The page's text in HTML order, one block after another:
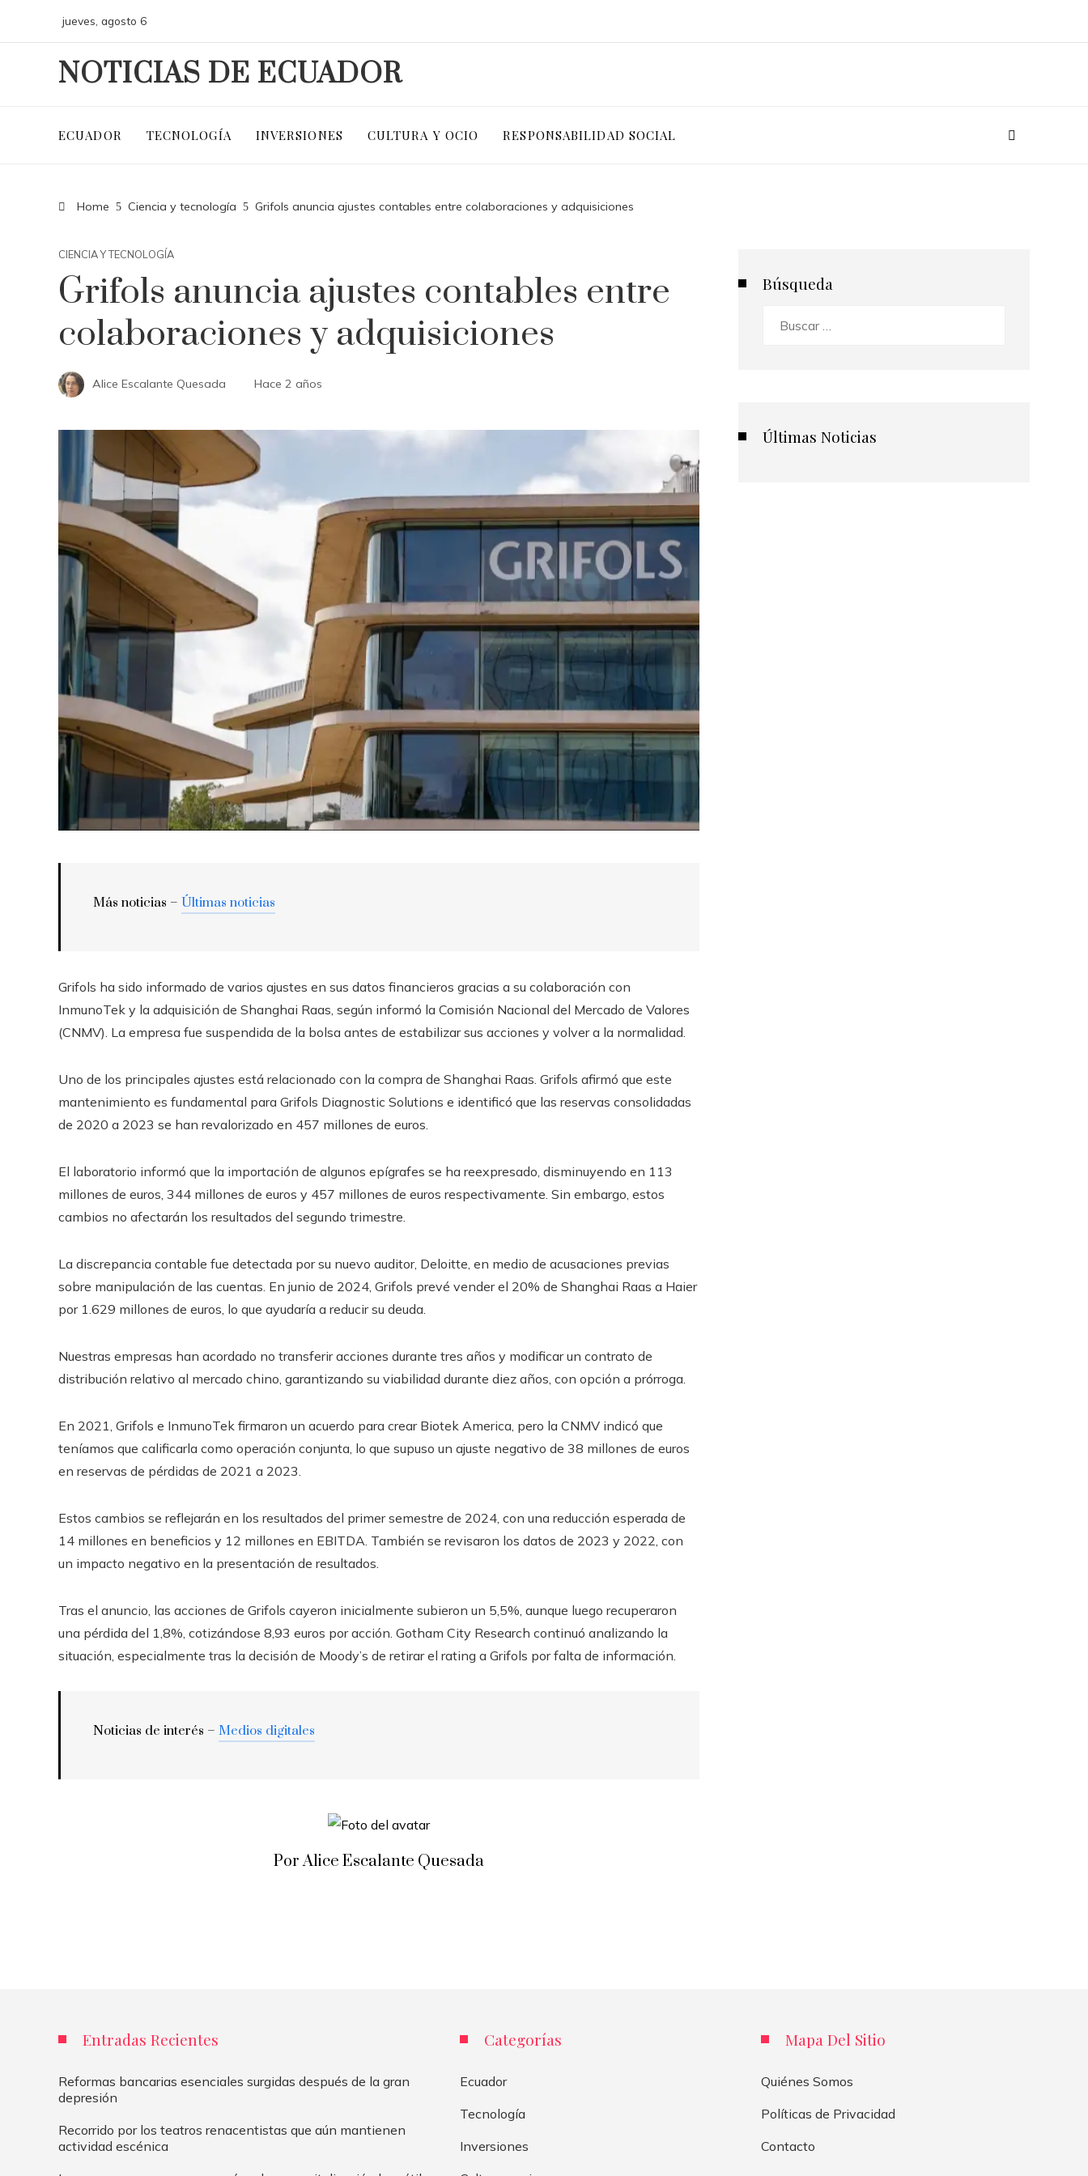
jueves, agosto 6
NOTICIAS DE ECUADOR
ECUADOR TECNOLOGÍA INVERSIONES CULTURA Y OCIO RESPONSABILIDAD SOCIAL
Home Ciencia y tecnología Grifols anuncia ajustes contables entre colaboraciones y adquisiciones
CIENCIA Y TECNOLOGÍA
Grifols anuncia ajustes contables entre
colaboraciones y adquisiciones
Alice Escalante Quesada Hace 2 años
Más noticias – Últimas noticias
Grifols ha sido informado de varios ajustes en sus datos financieros gracias a su colaboración con
InmunoTek y la adquisición de Shanghai Raas, según informó la Comisión Nacional del Mercado de Valores
(CNMV). La empresa fue suspendida de la bolsa antes de estabilizar sus acciones y volver a la normalidad.
Uno de los principales ajustes está relacionado con la compra de Shanghai Raas. Grifols afirmó que este
mantenimiento es fundamental para Grifols Diagnostic Solutions e identificó que las reservas consolidadas
de 2020 a 2023 se han revalorizado en 457 millones de euros.
El laboratorio informó que la importación de algunos epígrafes se ha reexpresado, disminuyendo en 113
millones de euros, 344 millones de euros y 457 millones de euros respectivamente. Sin embargo, estos
cambios no afectarán los resultados del segundo trimestre.
La discrepancia contable fue detectada por su nuevo auditor, Deloitte, en medio de acusaciones previas
sobre manipulación de las cuentas. En junio de 2024, Grifols prevé vender el 20% de Shanghai Raas a Haier
por 1.629 millones de euros, lo que ayudaría a reducir su deuda.
Nuestras empresas han acordado no transferir acciones durante tres años y modificar un contrato de
distribución relativo al mercado chino, garantizando su viabilidad durante diez años, con opción a prórroga.
En 2021, Grifols e InmunoTek firmaron un acuerdo para crear Biotek America, pero la CNMV indicó que
teníamos que calificarla como operación conjunta, lo que supuso un ajuste negativo de 38 millones de euros
en reservas de pérdidas de 2021 a 2023.
Estos cambios se reflejarán en los resultados del primer semestre de 2024, con una reducción esperada de
14 millones en beneficios y 12 millones en EBITDA. También se revisaron los datos de 2023 y 2022, con
un impacto negativo en la presentación de resultados.
Tras el anuncio, las acciones de Grifols cayeron inicialmente subieron un 5,5%, aunque luego recuperaron
una pérdida del 1,8%, cotizándose 8,93 euros por acción. Gotham City Research continuó analizando la
situación, especialmente tras la decisión de Moody’s de retirar el rating a Grifols por falta de información.
Noticias de interés – Medios digitales
Por Alice Escalante Quesada
Búsqueda
Últimas Noticias
Entradas Recientes
Reformas bancarias esenciales surgidas después de la gran
depresión
Recorrido por los teatros renacentistas que aún mantienen
actividad escénica
Categorías
Ecuador
Tecnología
Inversiones
Mapa Del Sitio
Quiénes Somos
Políticas de Privacidad
Contacto